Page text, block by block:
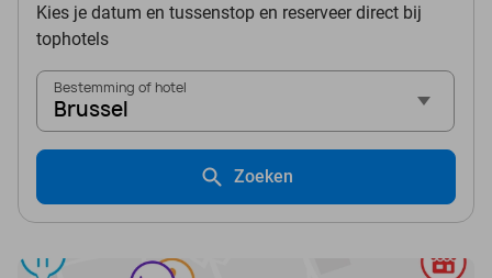
Kies je datum en tussenstop en reserveer direct bij
tophotels
Bestemming of hotel
Brussel
Zoeken